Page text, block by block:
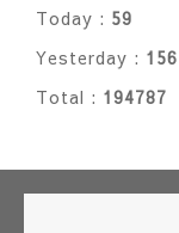
Today : 59
Yesterday : 156
Total : 194787